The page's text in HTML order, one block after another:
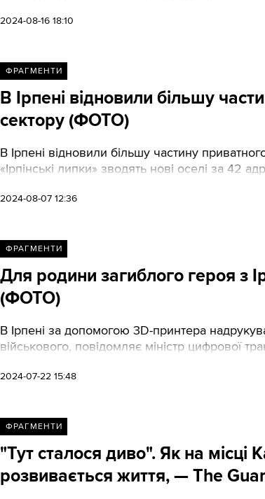
2024-08-16 18:10
ФРАГМЕНТИ
В Ірпені відновили більшу
сектору (ФОТО)
В Ірпені відновили більшу частину
«Ірпінські липки» зводять нові оселі за 42
2024-08-07 12:36
ФРАГМЕНТИ
Для родини загиблого героя з
(ФОТО)
В Ірпені за допомогою 3D-принтера
військового, повідомляє міністр цифрової
2024-07-22 15:48
ФРАГМЕНТИ
"Тут сталося диво". Як на місці
розвивається життя, — The